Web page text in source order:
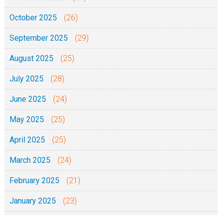
October 2025 (26)
September 2025 (29)
August 2025 (25)
July 2025 (28)
June 2025 (24)
May 2025 (25)
April 2025 (25)
March 2025 (24)
February 2025 (21)
January 2025 (23)